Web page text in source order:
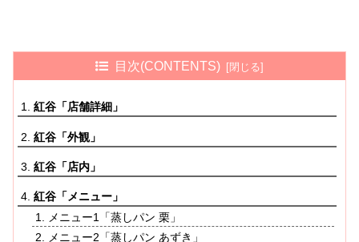
目次(CONTENTS)
紅谷「店舗詳細」
紅谷「外観」
紅谷「店内」
紅谷「メニュー」
メニュー1「蒸しパン 栗」
メニュー2「蒸しパン あずき」